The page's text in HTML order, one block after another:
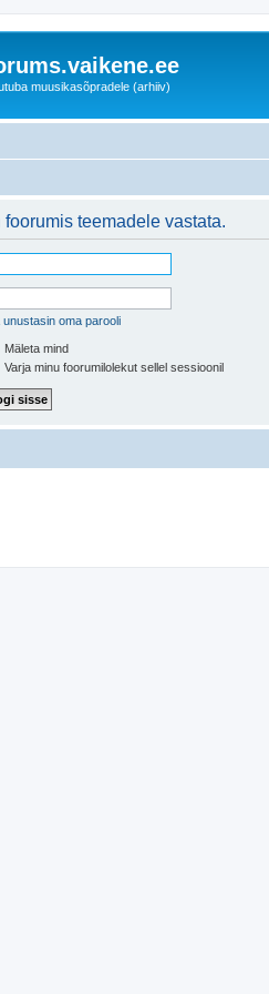
muusikasõpradele (arhiiv)
teemadele vastata.
unustasin oma parooli
Mäleta mind
Varja minu foorumilolekut sellel sessioonil